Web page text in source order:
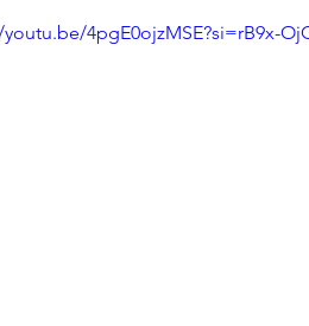
4pgE0ojzMSE?si=rB9x-